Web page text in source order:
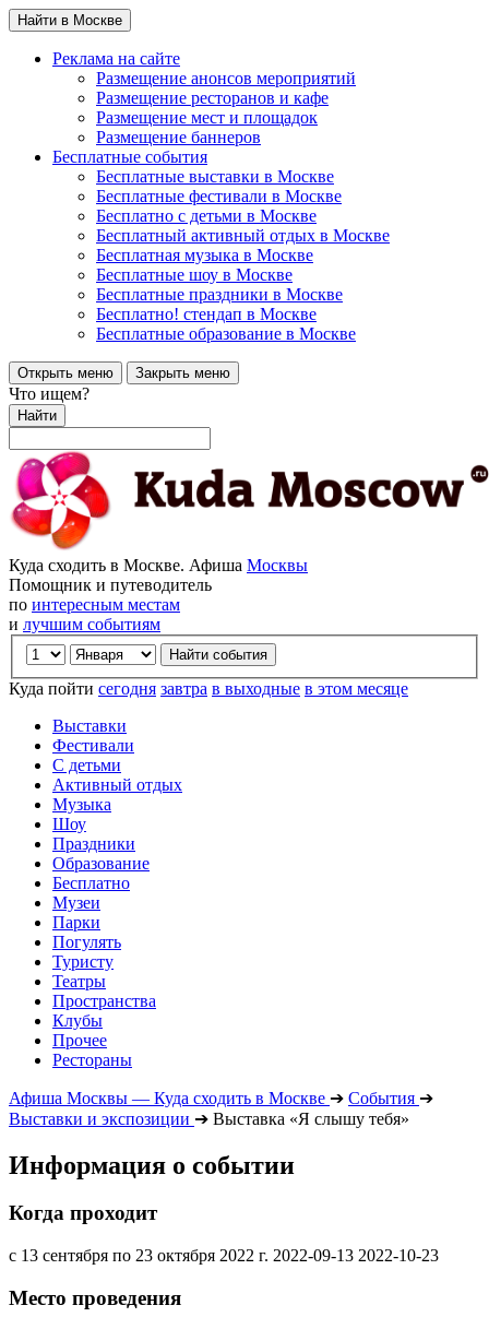
Найти в Москве
Реклама на сайте
Размещение анонсов мероприятий
Размещение ресторанов и кафе
Размещение мест и площадок
Размещение баннеров
Бесплатные события
Бесплатные выставки в Москве
Бесплатные фестивали в Москве
Бесплатно с детьми в Москве
Бесплатный активный отдых в Москве
Бесплатная музыка в Москве
Бесплатные шоу в Москве
Бесплатные праздники в Москве
Бесплатно! стендап в Москве
Бесплатные образование в Москве
Открыть меню Закрыть меню
Что ищем?
Найти
Куда сходить в Москве. Афиша Москвы
Помощник и путеводитель
по интересным местам
и лучшим событиям
Куда пойти сегодня завтра в выходные в этом месяце
Выставки
Фестивали
С детьми
Активный отдых
Музыка
Шоу
Праздники
Образование
Бесплатно
Музеи
Парки
Погулять
Туристу
Театры
Пространства
Клубы
Прочее
Рестораны
Афиша Москвы — Куда сходить в Москве ➔ События ➔
Выставки и экспозиции ➔ Выставка «Я слышу тебя»
Информация о событии
Когда проходит
с 13 сентября по 23 октября 2022 г. 2022-09-13 2022-10-23
Место проведения